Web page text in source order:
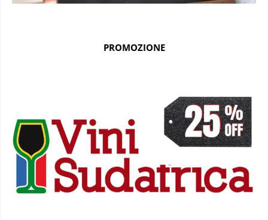
PROMOZIONE